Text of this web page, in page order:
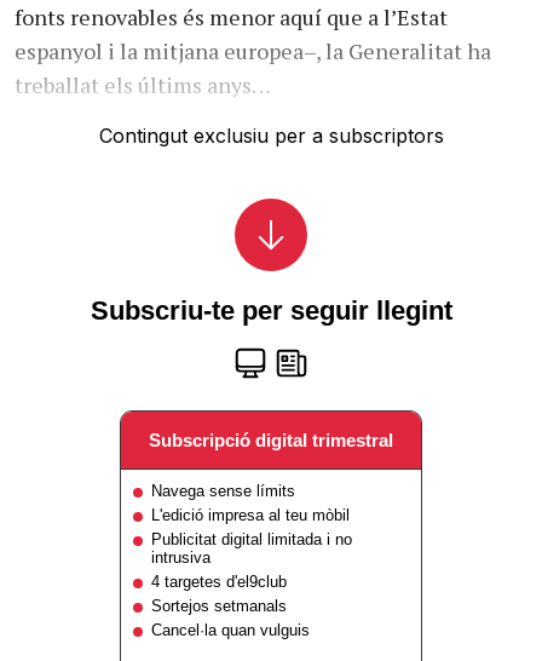
fonts renovables és menor aquí que a l’Estat
espanyol i la mitjana europea–, la Generalitat ha
treballat els últims anys…
Contingut exclusiu per a subscriptors